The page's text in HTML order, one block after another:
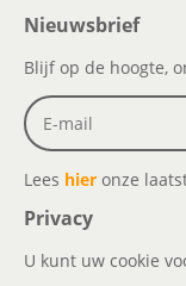
Nieuwsbrief
Blijf op de hoogte,
Lees hier onze
Privacy
U kunt uw cookie